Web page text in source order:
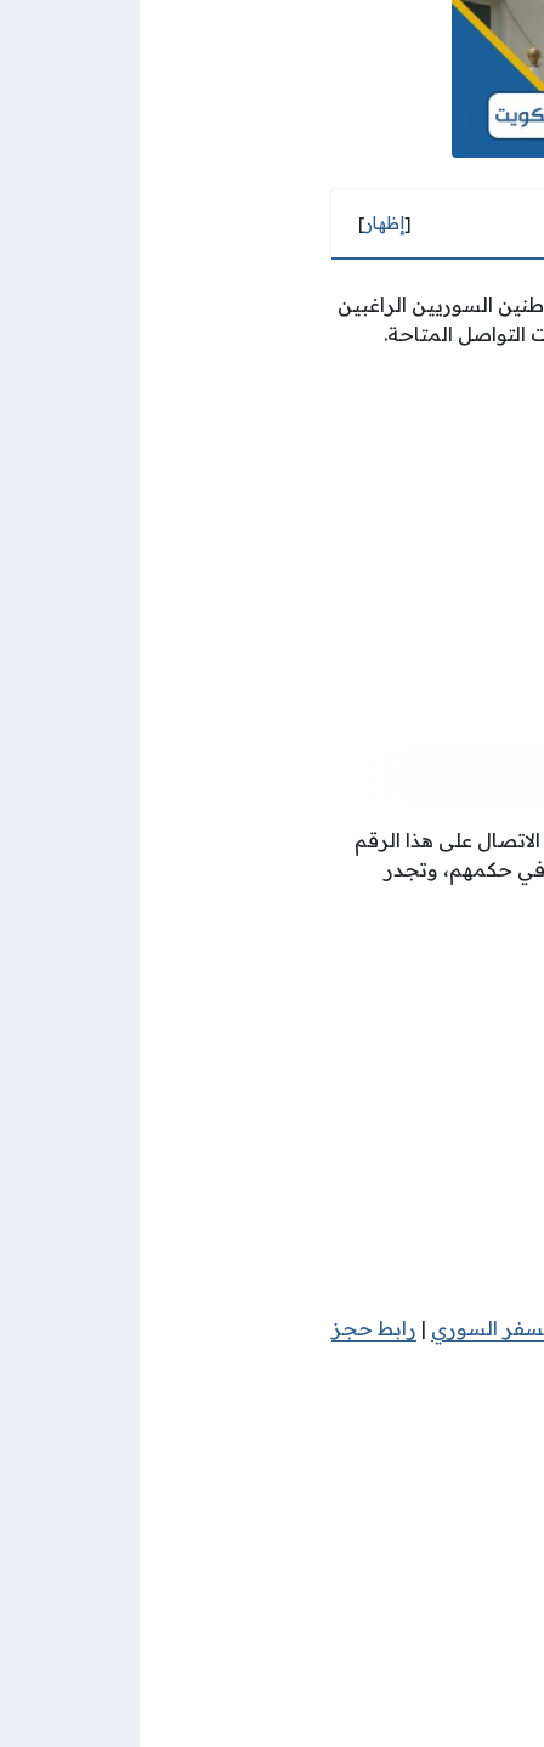
[إظهار]
السوريين الراغبين
المتاحة.
على هذا الرقم
في حكمهم، وتجدر
السوري | رابط حجز